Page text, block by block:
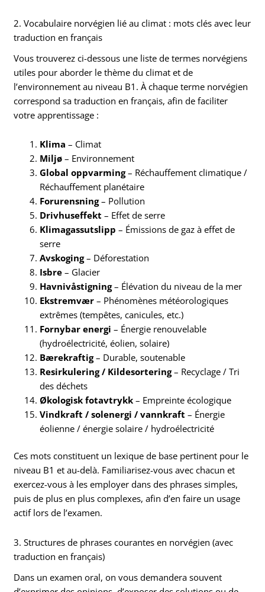
2. Vocabulaire norvégien lié au climat : mots clés avec leur
traduction en français
Vous trouverez ci-dessous une liste de termes norvégiens
utiles pour aborder le thème du climat et de
l’environnement au niveau B1. À chaque terme norvégien
correspond sa traduction en français, afin de faciliter
votre apprentissage :
Klima – Climat
Miljø – Environnement
Global oppvarming– Réchauffement climatique /
Réchauffement planétaire
Forurensning– Pollution
Drivhuseffekt – Effet de serre
Klimagassutslipp – Émissions de gaz à effet de
serre
Avskoging– Déforestation
Isbre – Glacier
Havnivåstigning– Élévation du niveau de la mer
Ekstremvær – Phénomènes météorologiques
extrêmes (tempêtes, canicules, etc.)
Fornybar energi – Énergie renouvelable
(hydroélectricité, éolien, solaire)
Bærekraftig– Durable, soutenable
Resirkulering / Kildesortering– Recyclage / Tri
des déchets
Økologisk fotavtrykk – Empreinte écologique
Vindkraft / solenergi / vannkraft – Énergie
éolienne / énergie solaire / hydroélectricité
Ces mots constituent un lexique de base pertinent pour le
niveau B1 et au-delà. Familiarisez-vous avec chacun et
exercez-vous à les employer dans des phrases simples,
puis de plus en plus complexes, afin d’en faire un usage
actif lors de l’examen.
3. Structures de phrases courantes en norvégien (avec
traduction en français)
Dans un examen oral, on vous demandera souvent